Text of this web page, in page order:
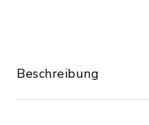
Beschreibung